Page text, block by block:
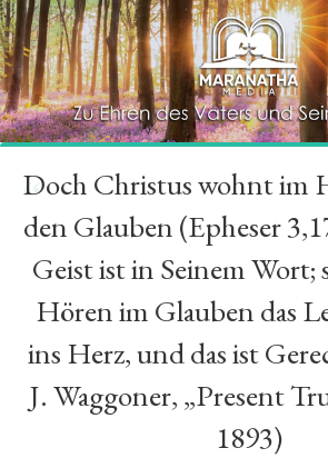
“
Doch Christus wohnt im
den Glauben (Epheser
Geist ist in Seinem Wort;
Hören im Glauben das
ins Herz, und das ist
J. Waggoner, „Present
1893)